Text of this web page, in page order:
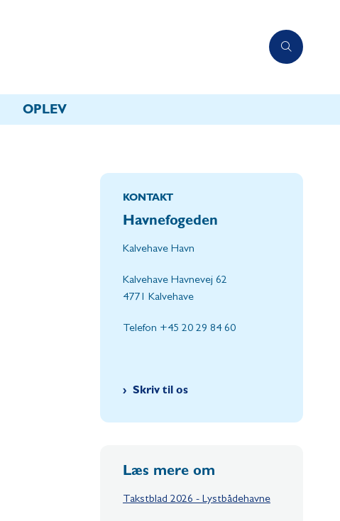
OPLEV
KONTAKT
Havnefogeden
Kalvehave Havn
Kalvehave Havnevej 62
4771 Kalvehave
Telefon +45 20 29 84 60
Skriv til os
Læs mere om
Takstblad 2026 - Lystbådehavne